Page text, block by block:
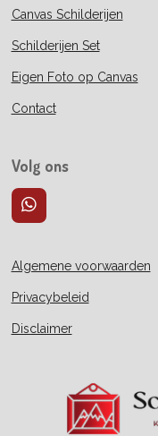
Canvas Schilderijen
Schilderijen Set
Eigen Foto op Canvas
Contact
Volg ons
W
h
t
s
A
p
p
Algemene voorwaarden
Privacybeleid
Disclaimer